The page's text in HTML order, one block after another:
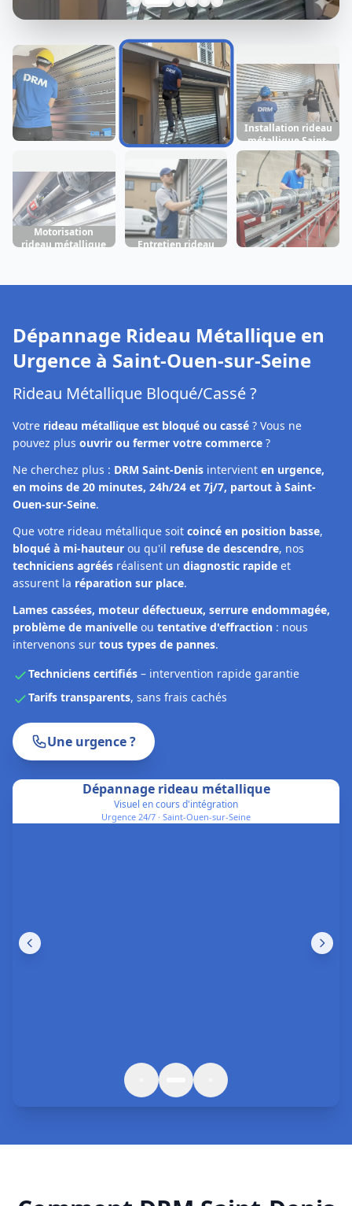
Ouen-sur-Seine
Réparation rideau
métallique Saint-
Ouen-sur-Seine
Installation rideau
métallique Saint-
Ouen-sur-Seine
Motorisation
rideau métallique
Entretien rideau
Dépannage Rideau Métallique en
Urgence à Saint-Ouen-sur-Seine
Rideau Métallique Bloqué/Cassé ?
Votre rideau métallique est bloqué ou cassé ? Vous ne
pouvez plus ouvrir ou fermer votre commerce ?
Ne cherchez plus : DRM Saint-Denis intervient en urgence,
en moins de 20 minutes, 24h/24 et 7j/7, partout à Saint-
Ouen-sur-Seine.
Que votre rideau métallique soit coincé en position basse,
bloqué à mi-hauteur ou qu'il refuse de descendre, nos
techniciens agréés réalisent un diagnostic rapide et
assurent la réparation sur place.
Lames cassées, moteur défectueux, serrure endommagée,
problème de manivelle ou tentative d'effraction : nous
intervenons sur tous types de pannes.
Techniciens certifiés – intervention rapide garantie
Tarifs transparents, sans frais cachés
Une urgence ?
Dépannage rideau métallique
Visuel en cours d'intégration
Urgence 24/7 · Saint-Ouen-sur-Seine